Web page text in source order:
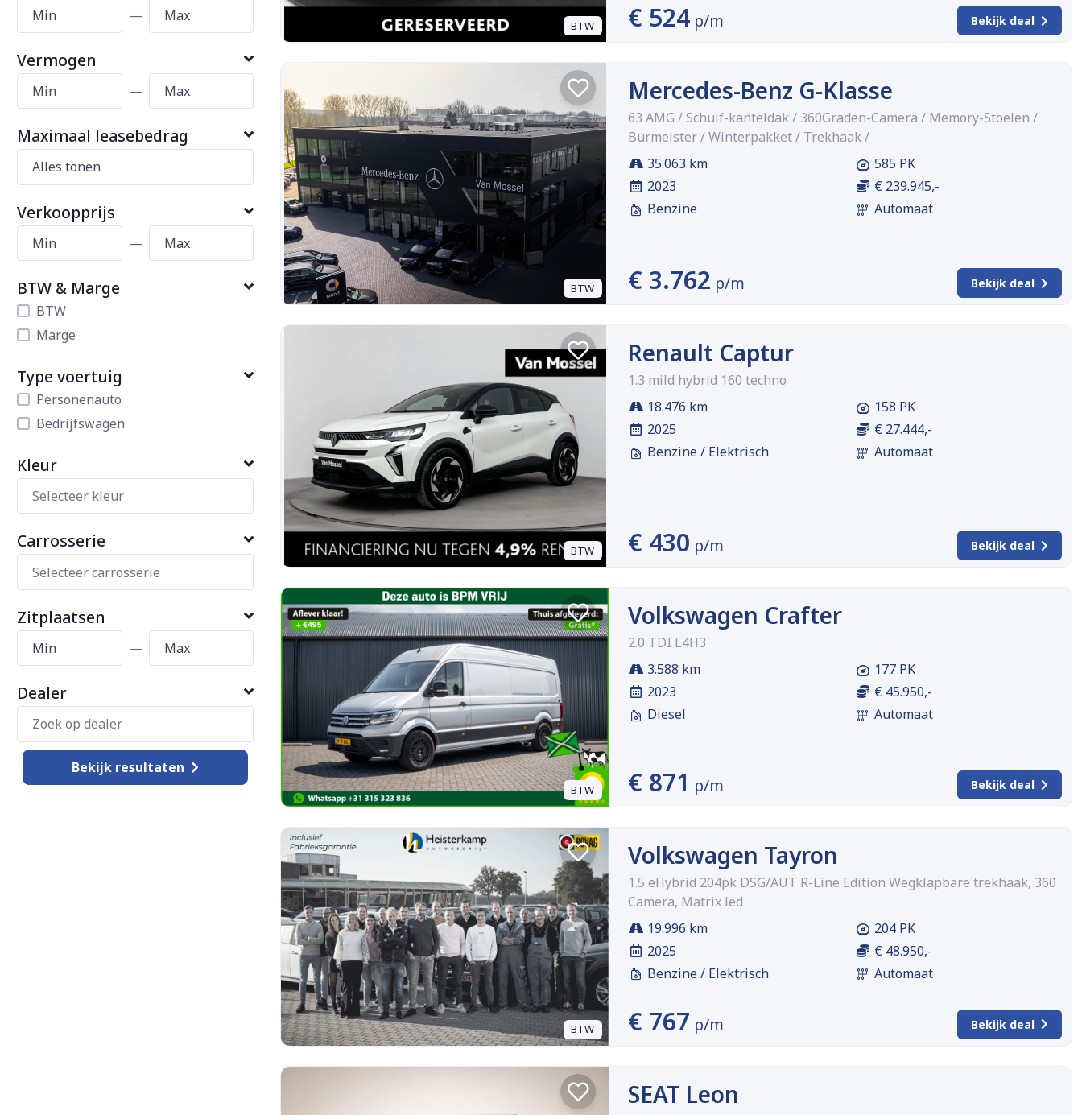
—
Vermogen
—
Maximaal leasebedrag
Verkoopprijs
—
BTW & Marge
BTW
Marge
Type voertuig
Personenauto
Bedrijfswagen
Kleur
Carrosserie
Zitplaatsen
—
Dealer
Bekijk resultaten
BTW € 524 p/m Bekijk deal
BTW
Mercedes-Benz G-Klasse
63 AMG / Schuif-kanteldak / 360Graden-Camera / Memory-Stoelen /
Burmeister / Winterpakket / Trekhaak /
35.063 km
2023
Benzine
585 PK
€ 239.945,-
Automaat
€ 3.762 p/m Bekijk deal
BTW
Renault Captur
1.3 mild hybrid 160 techno
18.476 km
2025
Benzine / Elektrisch
158 PK
€ 27.444,-
Automaat
€ 430 p/m Bekijk deal
BTW
Volkswagen Crafter
2.0 TDI L4H3
3.588 km
2023
Diesel
177 PK
€ 45.950,-
Automaat
€ 871 p/m Bekijk deal
BTW
Volkswagen Tayron
1.5 eHybrid 204pk DSG/AUT R-Line Edition Wegklapbare trekhaak, 360
Camera, Matrix led
19.996 km
2025
Benzine / Elektrisch
204 PK
€ 48.950,-
Automaat
€ 767 p/m Bekijk deal
SEAT Leon